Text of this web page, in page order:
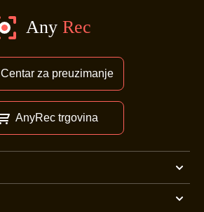
Centar za preuzimanje
AnyRec trgovina